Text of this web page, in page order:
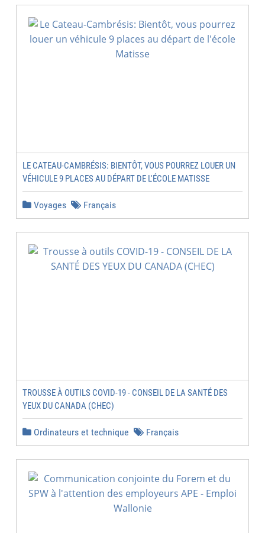
LE CATEAU-CAMBRÉSIS: BIENTÔT, VOUS POURREZ LOUER UN
VÉHICULE 9 PLACES AU DÉPART DE L'ÉCOLE MATISSE
Voyages Français
TROUSSE À OUTILS COVID-19 - CONSEIL DE LA SANTÉ DES
YEUX DU CANADA (CHEC)
Ordinateurs et technique Français